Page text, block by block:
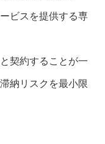
ビスを提供する専
契約することが一
納リスクを最小限